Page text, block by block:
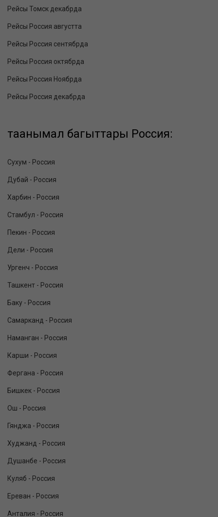
Рейсы Томск декабрда
Рейсы Россия августта
Рейсы Россия сентябрда
Рейсы Россия октябрда
Рейсы Россия Ноябрда
Рейсы Россия декабрда
таанымал багыттары Россия:
Сухум - Россия
Дубай - Россия
Харбин - Россия
Стамбул - Россия
Пекин - Россия
Дели - Россия
Ургенч - Россия
Ташкент - Россия
Баку - Россия
Самарканд - Россия
Наманган - Россия
Карши - Россия
Фергана - Россия
Бишкек - Россия
Ош - Россия
Гянджа - Россия
Худжанд - Россия
Душанбе - Россия
Куляб - Россия
Ереван - Россия
Анталия - Россия